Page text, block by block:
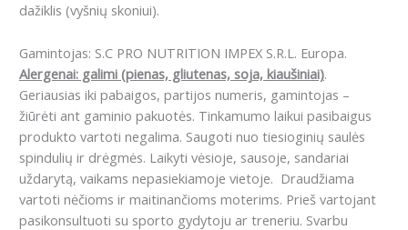
dažiklis (vyšnių skoniui).
Gamintojas: S.C PRO NUTRITION IMPEX S.R.L. Europa.
Alergenai: galimi (pienas, gliutenas, soja, kiaušiniai).
Geriausias iki pabaigos, partijos numeris, gamintojas –
žiūrėti ant gaminio pakuotės. Tinkamumo laikui pasibaigus
produkto vartoti negalima. Saugoti nuo tiesioginių saulės
spindulių ir drėgmės. Laikyti vėsioje, sausoje, sandariai
uždarytą, vaikams nepasiekiamoje vietoje. Draudžiama
vartoti nėčioms ir maitinančioms moterims. Prieš vartojant
pasikonsultuoti su sporto gydytoju ar treneriu. Svarbu